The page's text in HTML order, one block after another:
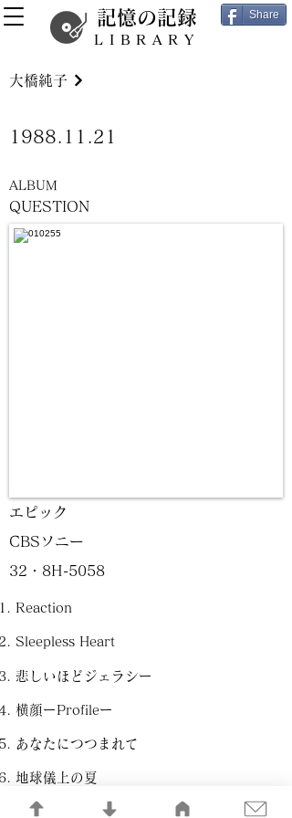
記憶の記録
LIBRARY
Share
QUESTION
Reaction
Sleepless Heart
悲しいほどジェラシー
横顔ーProfileー
あなたにつつまれて
地球儀上の夏
踊らせて
大橋純子
1988.11.21
ALBUM
エピック
CBSソニー
32・8H-5058